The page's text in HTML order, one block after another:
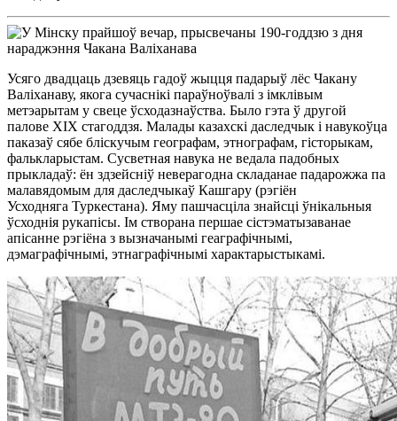
Усяго двадцаць дзевяць гадоў жыцця падарыў лёс Чакану
Валіханаву, якога сучаснікі параўноўвалі з імклівым
метэарытам у свеце ўсходазнаўства. Было гэта ў другой
палове ХIX стагоддзя. Малады казахскі даследчык і навукоўца
паказаў сябе бліскучым географам, этнографам, гісторыкам,
фалькларыстам. Сусветная навука не ведала падобных
прыкладаў: ён здзейсніў неверагодна складанае падарожжа па
малавядомым для даследчыкаў Кашгару (рэгіён
Усходняга Туркестана). Яму пашчасціла знайсці ўнікальныя
ўсходнія рукапісы. Ім створана першае сістэматызаванае
апісанне рэгіёна з вызначанымі геаграфічнымі,
дэмаграфічнымі, этнаграфічнымі характарыстыкамі.